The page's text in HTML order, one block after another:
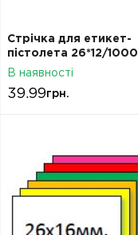
Стрічка для етикет-
пістолета 26*12/1000
жовта
В наявності
39.99 грн.